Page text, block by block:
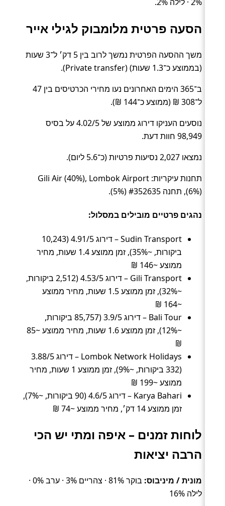
הסעה פרטית מלומבוק לגילי אייר
משך ההסעה הפרטית נמשך לרוב בין 5 דק׳ ל־3 שעות
(בממוצע כ־1.3 שעות) (Private transfer).
ב־365 הימים האחרונים נעו מחירי הכרטיסים בין 47
ל־308 ₪ (ממוצע כ־144 ₪).
נוסעים העניקו דירוג ממוצע של 4.02/5 על בסיס
98,949 חוות דעת.
נמצאו 2,027 נסיעות פרטיות (כ־5.6 ליום).
תחנות עיקריות: Gili Air (40%), Lombok Airport
(6%), תחנה #352635 (5%).
נהגים פרטיים מובילים במסלול:
Sudin Transport – דירוג 4.91/5 (10,243
ביקורות, ~35%), זמן ממוצע 1.4 שעות, מחיר
ממוצע ~146 ₪
Gili Transport – דירוג 4.53/5 (2,512 ביקורות,
~32%), זמן ממוצע 1.5 שעות, מחיר ממוצע
~164 ₪
Bali Tour – דירוג 3.9/5 (85,757 ביקורות,
~12%), זמן ממוצע 1.6 שעות, מחיר ממוצע ~85
₪
Lombok Network Holidays – דירוג 3.88/5
(332 ביקורות, ~9%), זמן ממוצע 1 שעות, מחיר
ממוצע ~199 ₪
Karya Bahari – דירוג 4.6/5 (90 ביקורות, ~7%),
זמן ממוצע 14 דק׳, מחיר ממוצע ~74 ₪
לוחות זמנים – איפה ומתי יש הכי
הרבה יציאות
מונית / מיניבוס:
בוקר 81% · צהריים 3% · ערב 0% ·
לילה 16%